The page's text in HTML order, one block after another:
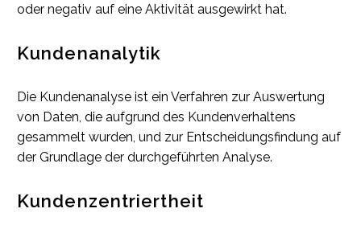
oder negativ auf eine Aktivität ausgewirkt hat.
Kundenanalytik
Die Kundenanalyse ist ein Verfahren zur Auswertung
von Daten, die aufgrund des Kundenverhaltens
gesammelt wurden, und zur Entscheidungsfindung auf
der Grundlage der durchgeführten Analyse.
Kundenzentriertheit